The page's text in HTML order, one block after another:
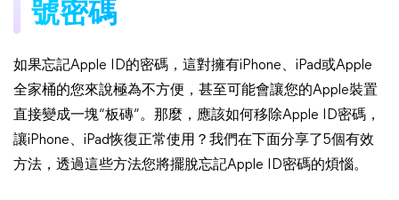
號密碼
如果忘記Apple ID的密碼，這對擁有iPhone、iPad或Apple
全家桶的您來說極為不方便，甚至可能會讓您的Apple裝置
直接變成一塊“板磚”。那麼，應該如何移除Apple ID密碼，
讓iPhone、iPad恢復正常使用？我們在下面分享了5個有效
方法，透過這些方法您將擺脫忘記Apple ID密碼的煩惱。